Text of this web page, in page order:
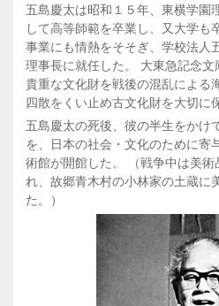
五島慶太は昭和１５年、東横学園
して高等師範を卒業し、又大学も
事業にも情熱をそそぎ、学校法人
理事長に就任した。 大東急記念文
貴重な文化財を戦後の混乱による
四散をくい止め古文化財を大切に
五島慶太の死後、彼の半生をかけ
を、日本の社会・文化のために寄
術館が開館した。 （戦争中は美
れ、故郷青木村の小林家の土蔵に
た。）